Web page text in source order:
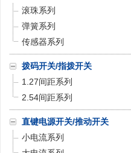
滚珠系列
弹簧系列
传感器系列
拨码开关/指拨开关
1.27间距系列
2.54间距系列
直键电源开关/推动开关
小电流系列